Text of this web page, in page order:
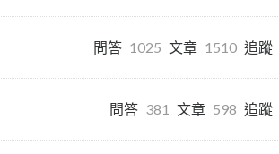
問答 1025 文章 1510 追蹤
問答 381 文章 598 追蹤